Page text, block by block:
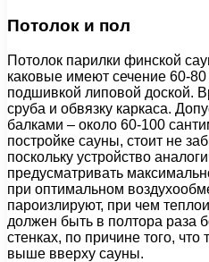
Потолок и пол
Потолок парилки финской
каковые имеют сечение 60-
подшивкой липовой доской.
сруба и обвязку каркаса.
балками – около 60-100
постройке сауны, стоит не
поскольку устройство
предусматривать
при оптимальном
пароизлируют, при чем
должен быть в полтора раза
стенках, по причине того,
выше вверху сауны.